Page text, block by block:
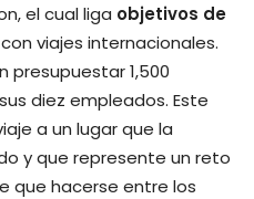
el cual liga objetivos de
con viajes internacionales.
presupuestar 1,500
diez empleados. Este
a un lugar que la
y que represente un reto
que hacerse entre los